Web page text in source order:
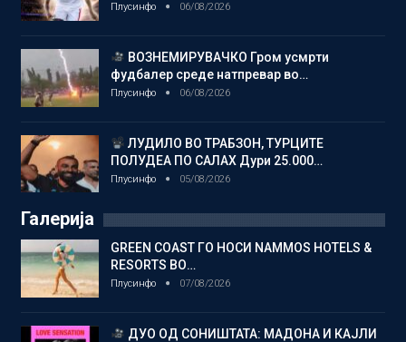
Плусинфо 06/08/2026
ВОЗНЕМИРУВАЧКО Гром усмрти
фудбалер среде натпревар во…
Плусинфо 06/08/2026
ЛУДИЛО ВО ТРАБЗОН, ТУРЦИТЕ
ПОЛУДЕА ПО САЛАХ Дури 25.000…
Плусинфо 05/08/2026
Галерија
GREEN COAST ГО НОСИ NAMMOS HOTELS &
RESORTS ВО…
Плусинфо 07/08/2026
ДУО ОД СОНИШТАТА: МАДОНА И КАЈЛИ